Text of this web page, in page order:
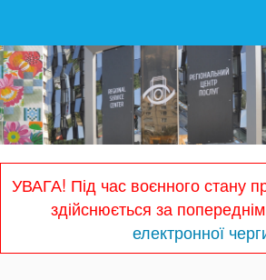
УВАГА! Під час воєнного стану
здійснюється за
електронної